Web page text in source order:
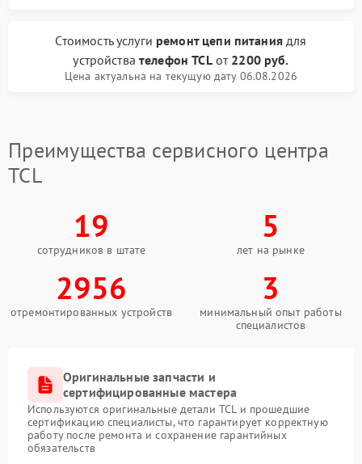
Стоимость услуги ремонт цепи питаниядля
устройствателефон TCLот 2200 руб.
Цена актуальна на текущую дату 06.08.2026
Преимущества сервисного центра
TCL
19
сотрудников в штате
5
лет на рынке
2956
отремонтированных устройств
3
минимальный опыт работы
специалистов
Оригинальные запчасти и
сертифицированные мастера
Используются оригинальные детали TCL и прошедшие
сертификацию специалисты, что гарантирует корректную
работу после ремонта и сохранение гарантийных
обязательств